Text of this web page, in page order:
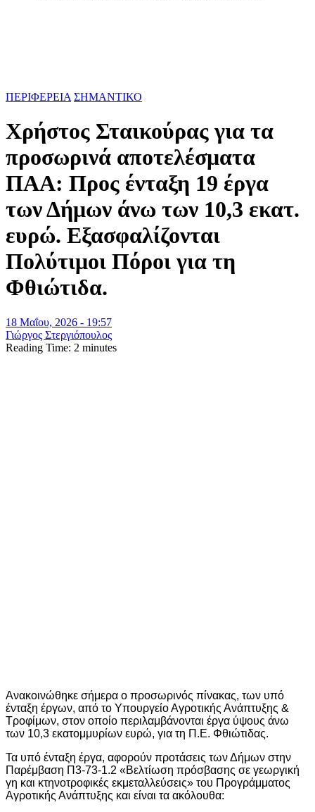
ΠΕΡΙΦΕΡΕΙΑ ΣΗΜΑΝΤΙΚΟ
Χρήστος Σταικούρας για τα
προσωρινά αποτελέσματα
ΠΑΑ: Προς ένταξη 19 έργα
των Δήμων άνω των 10,3 εκατ.
ευρώ. Εξασφαλίζονται
Πολύτιμοι Πόροι για τη
Φθιώτιδα.
18 Μαΐου, 2026 - 19:57
Γιώργος Στεργιόπουλος
Reading Time: 2 minutes
Ανακοινώθηκε σήμερα ο προσωρινός πίνακας, των υπό
ένταξη έργων, από το Υπουργείο Αγροτικής Ανάπτυξης &
Τροφίμων, στον οποίο περιλαμβάνονται έργα ύψους άνω
των 10,3 εκατομμυρίων ευρώ, για τη Π.Ε. Φθιώτιδας.
Τα υπό ένταξη έργα, αφορούν προτάσεις των Δήμων στην
Παρέμβαση Π3-73-1.2 «Βελτίωση πρόσβασης σε γεωργική
γη και κτηνοτροφικές εκμεταλλεύσεις» του Προγράμματος
Αγροτικής Ανάπτυξης και είναι τα ακόλουθα: